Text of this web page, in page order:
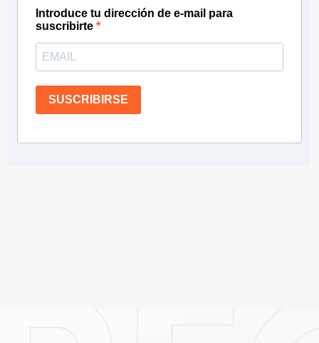
Introduce tu dirección de e-mail para
suscribirte
SUSCRIBIRSE